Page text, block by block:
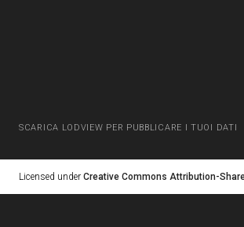
SCARICA LODVIEW PER PUBBLICARE I TUOI DATI
Licensed under Creative Commons Attribution-